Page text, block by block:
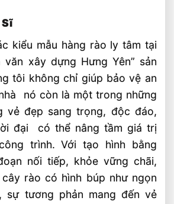
Sĩ
kiểu mẫu hàng rào ly tâm tại
văn xây dựng Hưng Yên” sản
tôi không chỉ giúp bảo vệ an
nó còn là một trong những
vẻ đẹp sang trọng, độc đáo,
đại có thể nâng tầm giá trị
trình. Với tạo hình bằng
nối tiếp, khỏe vững chãi,
rào có hình búp như ngọn
sự tương phản mang đến vẻ